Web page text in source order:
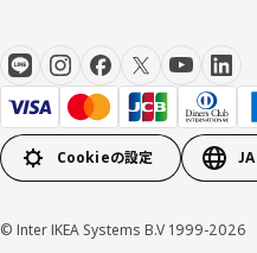
Cookieの設定 JA
© Inter IKEA Systems B.V 1999-2026